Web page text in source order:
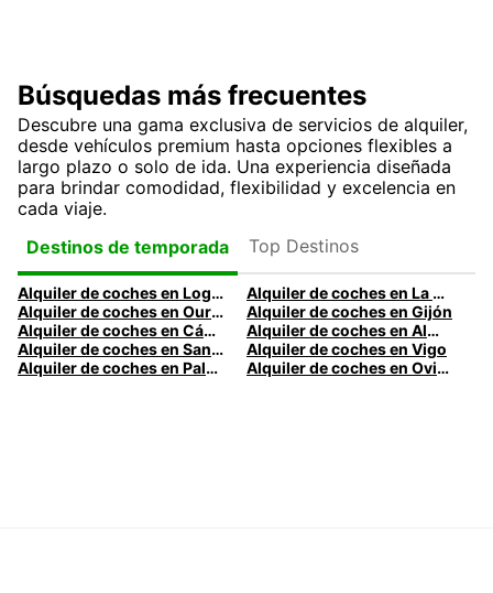
Búsquedas más frecuentes
Descubre una gama exclusiva de servicios de alquiler,
desde vehículos premium hasta opciones flexibles a
largo plazo o solo de ida. Una experiencia diseñada
para brindar comodidad, flexibilidad y excelencia en
cada viaje.
Destinos de temporada
Top Destinos
Alquiler de coches en Logroño
Alquiler de coches en La Coruña
Alquiler de coches en Ourense
Alquiler de coches en Gijón
Alquiler de coches en Cádiz
Alquiler de coches en Almería
Alquiler de coches en Santander
Alquiler de coches en Vigo
Alquiler de coches en Palma
Alquiler de coches en Oviedo